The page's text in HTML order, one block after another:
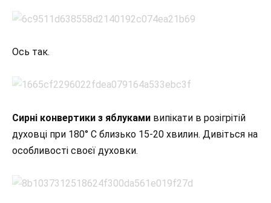
Ось так.
Сирні конвертики з яблуками випікати в розігрітій
духовці при 180° С близько 15-20 хвилин. Дивіться на
особливості своєї духовки.